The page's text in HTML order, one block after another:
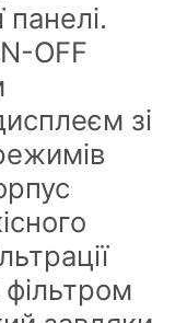
OFF
зі